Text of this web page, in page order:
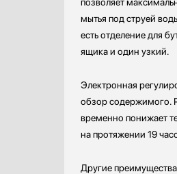
мытья под струей
есть отделение для
ящика и один узкий.
Электронная
обзор содержимого.
временно понижает
на протяжении 19
Другие